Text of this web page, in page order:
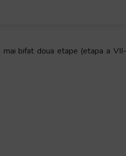
bifat doua etape (etapa a